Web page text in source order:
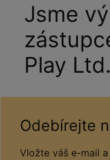
Jsme
Play
Odebírejte
Vložte váš e-mail